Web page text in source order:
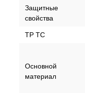
Защитные
свойства
ТР ТС
Основной
материал